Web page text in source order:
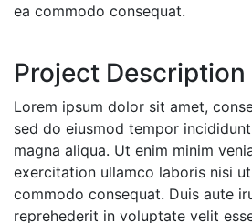
ea commodo consequat.
Project Description
Lorem ipsum dolor sit amet,
sed do eiusmod tempor
magna aliqua. Ut enim minim
exercitation ullamco laboris nisi
commodo consequat. Duis aute
reprehederit in voluptate velit